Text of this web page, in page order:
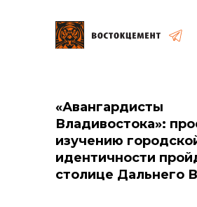
общая информация
«Авангардисты
Владивостока»:
изучению
идентичности
столице Дальнего